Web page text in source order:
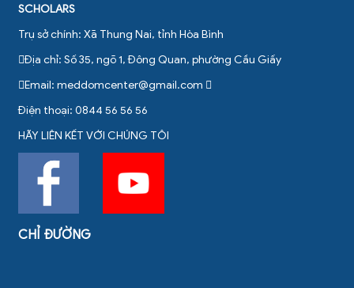
SCHOLARS
Trụ sở chính: Xã Thung Nai, tỉnh Hòa Bình
Địa chỉ: Số 35, ngõ 1, Đông Quan, phường Cầu Giấy
Email: meddomcenter@gmail.com
Điện thoại: 0844 56 56 56
HÃY LIÊN KẾT VỚI CHÚNG TÔI
CHỈ ĐƯỜNG